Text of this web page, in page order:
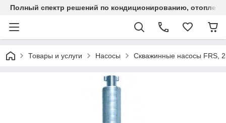
Полный спектр решений по кондиционированию,
Товары и услуги Насосы Скважинные насосы FRS,